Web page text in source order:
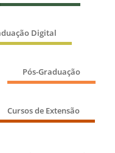
Digital
Pós-Graduação
Cursos de Extensão